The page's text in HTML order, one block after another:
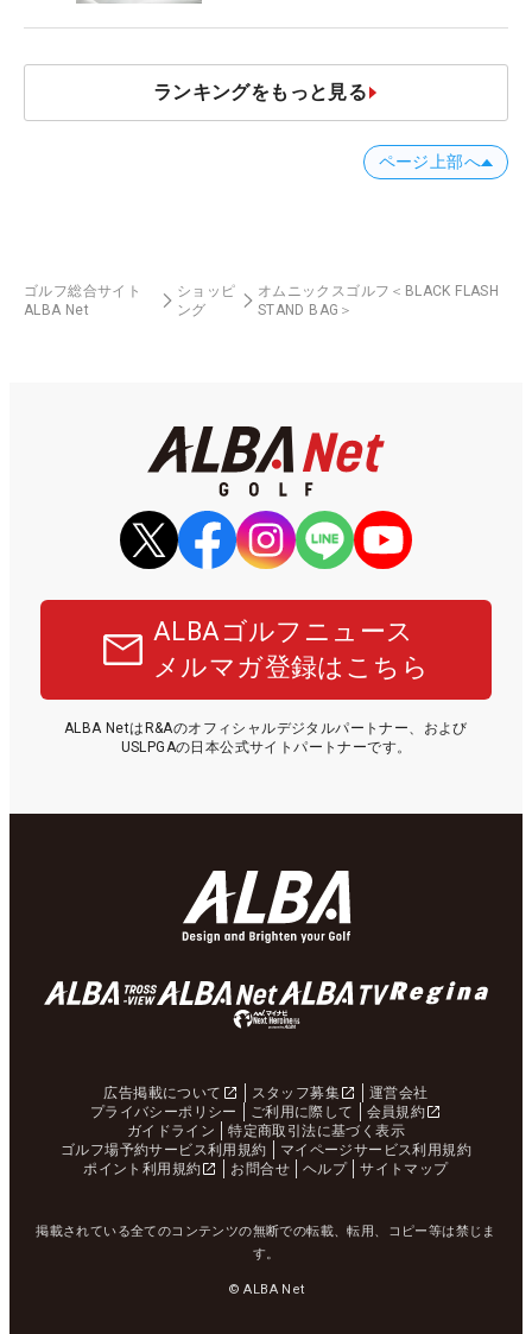
ランキングをもっと見る
ページ上部へ
ゴルフ総合サイト
ALBA Net
ショッピ
ング
オムニックスゴルフ＜BLACK FLASH
STAND BAG＞
ALBAゴルフニュース
メルマガ登録はこちら
ALBA NetはR&Aのオフィシャルデジタルパートナー、および
USLPGAの日本公式サイトパートナーです。
広告掲載について スタッフ募集
運営会社
プライバシーポリシー
ご利用に際して
会員規約
ガイドライン
特定商取引法に基づく表示
ゴルフ場予約サービス利用規約
マイページサービス利用規約
ポイント利用規約
お問合せ ヘルプ サイトマップ
掲載されている全てのコンテンツの無断での転載、転用、コピー等は禁じま
す。
© ALBA Net